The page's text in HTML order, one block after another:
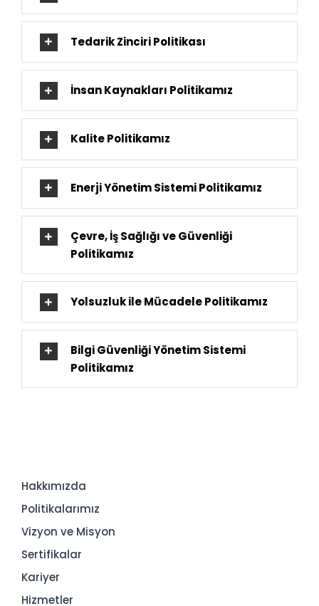
Tedarik Zinciri Politikası
İnsan Kaynakları Politikamız
Kalite Politikamız
Enerji Yönetim Sistemi Politikamız
Çevre, İş Sağlığı ve Güvenliği
Politikamız
Yolsuzluk ile Mücadele Politikamız
Bilgi Güvenliği Yönetim Sistemi
Politikamız
Hakkımızda
Politikalarımız
Vizyon ve Misyon
Sertifikalar
Kariyer
Hizmetler